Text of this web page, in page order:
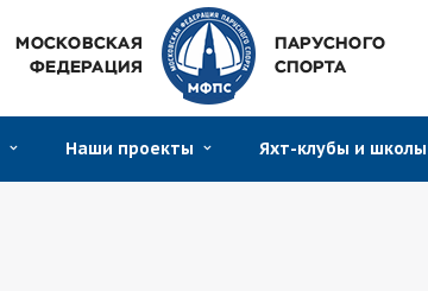
Наши проекты Яхт-клубы и школы